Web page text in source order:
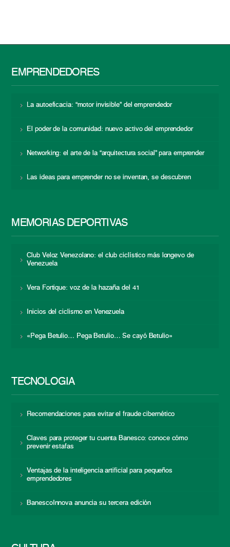
EMPRENDEDORES
La autoeficacia: “motor invisible” del emprendedor
El poder de la comunidad: nuevo activo del emprendedor
Networking: el arte de la “arquitectura social” para emprender
Las ideas para emprender no se inventan, se descubren
MEMORIAS DEPORTIVAS
Club Veloz Venezolano: el club ciclístico más longevo de
Venezuela
Vera Fortique: voz de la hazaña del 41
Inicios del ciclismo en Venezuela
«Pega Betulio… Pega Betulio… Se cayó Betulio»
TECNOLOGÍA
Recomendaciones para evitar el fraude cibernético
Claves para proteger tu cuenta Banesco: conoce cómo
prevenir estafas
Ventajas de la inteligencia artificial para pequeños
emprendedores
BanescoInnova anuncia su tercera edición